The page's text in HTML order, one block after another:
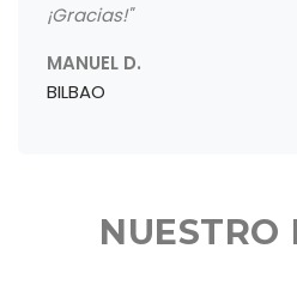
¡Gracias!"
MANUEL D.
BILBAO
NUESTRO